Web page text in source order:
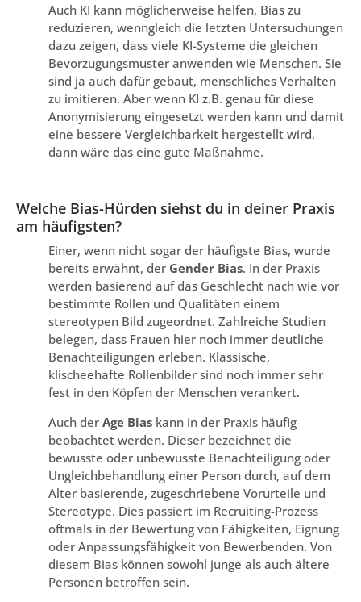
Auch KI kann möglicherweise helfen, Bias zu
reduzieren, wenngleich die letzten Untersuchungen
dazu zeigen, dass viele KI-Systeme die gleichen
Bevorzugungsmuster anwenden wie Menschen. Sie
sind ja auch dafür gebaut, menschliches Verhalten
zu imitieren. Aber wenn KI z.B. genau für diese
Anonymisierung eingesetzt werden kann und damit
eine bessere Vergleichbarkeit hergestellt wird,
dann wäre das eine gute Maßnahme.
Welche Bias-Hürden siehst du in deiner Praxis
am häufigsten?
Einer, wenn nicht sogar der häufigste Bias, wurde
bereits erwähnt, der Gender Bias. In der Praxis
werden basierend auf das Geschlecht nach wie vor
bestimmte Rollen und Qualitäten einem
stereotypen Bild zugeordnet. Zahlreiche Studien
belegen, dass Frauen hier noch immer deutliche
Benachteiligungen erleben. Klassische,
klischeehafte Rollenbilder sind noch immer sehr
fest in den Köpfen der Menschen verankert.
Auch der Age Bias kann in der Praxis häufig
beobachtet werden. Dieser bezeichnet die
bewusste oder unbewusste Benachteiligung oder
Ungleichbehandlung einer Person durch, auf dem
Alter basierende, zugeschriebene Vorurteile und
Stereotype. Dies passiert im Recruiting-Prozess
oftmals in der Bewertung von Fähigkeiten, Eignung
oder Anpassungsfähigkeit von Bewerbenden. Von
diesem Bias können sowohl junge als auch ältere
Personen betroffen sein.